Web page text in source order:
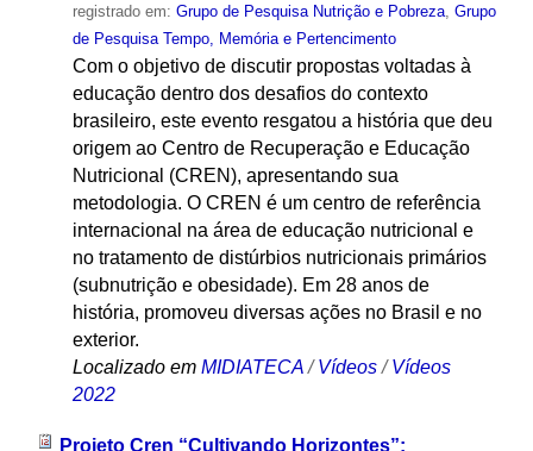
registrado em: Grupo de Pesquisa Nutrição e Pobreza, Grupo
de Pesquisa Tempo, Memória e Pertencimento
Com o objetivo de discutir propostas voltadas à
educação dentro dos desafios do contexto
brasileiro, este evento resgatou a história que deu
origem ao Centro de Recuperação e Educação
Nutricional (CREN), apresentando sua
metodologia. O CREN é um centro de referência
internacional na área de educação nutricional e
no tratamento de distúrbios nutricionais primários
(subnutrição e obesidade). Em 28 anos de
história, promoveu diversas ações no Brasil e no
exterior.
Localizado em MIDIATECA /Vídeos /Vídeos
2022
Projeto Cren “Cultivando Horizontes”: